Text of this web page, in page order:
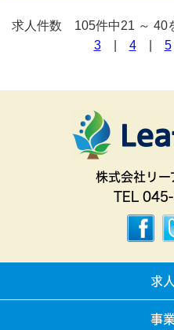
求人件数 105件中21 ～ 40
3| 4| 5
株式会社リー
TEL
求
事